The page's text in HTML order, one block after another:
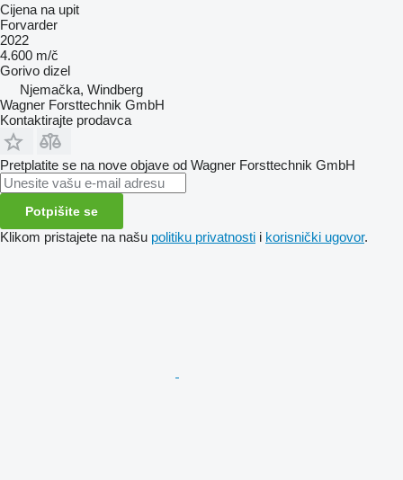
Cijena na upit
Forvarder
2022
4.600 m/č
Gorivo dizel
Njemačka, Windberg
Wagner Forsttechnik GmbH
Kontaktirajte prodavca
Pretplatite se na nove objave od Wagner Forsttechnik GmbH
Potpišite se
Klikom pristajete na našu politiku privatnosti i korisnički ugovor.